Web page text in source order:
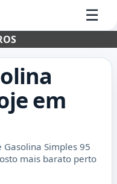
☰
em
Simples 95
mais barato perto